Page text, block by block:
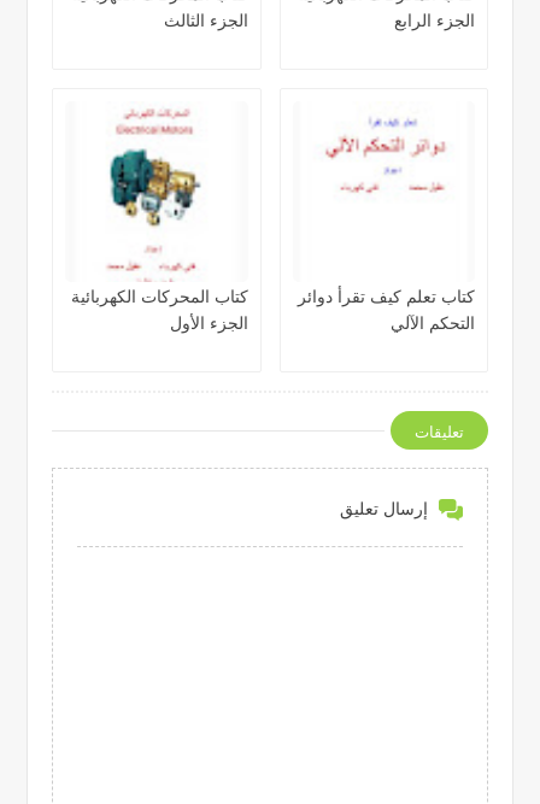
الجزء الرابع
الجزء الثالث
كتاب تعلم كيف تقرأ دوائر
التحكم الآلي
كتاب المحركات الكهربائية
الجزء الأول
تعليقات
إرسال تعليق